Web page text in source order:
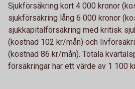
Sjukförsäkring kort 4 000 kronor
sjukförsäkring lång 6 000 kronor
sjukkapitalförsäkring med kritisk
(kostnad 102 kr/mån) och
(kostnad 86 kr/mån). Totala
försäkringar har ett värde av 1 100